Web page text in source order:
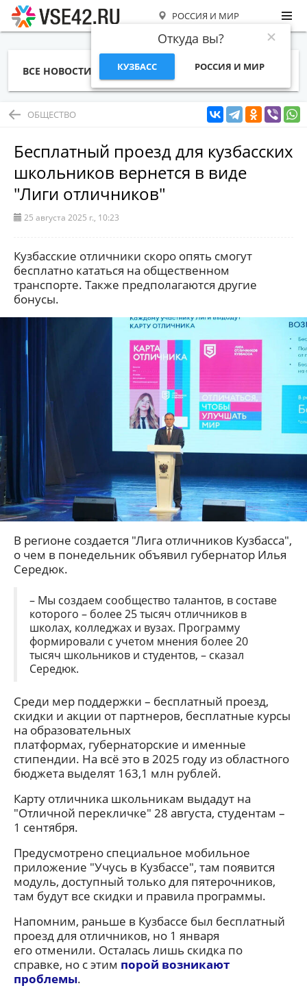
РОССИЯ И МИР
Откуда вы?
КУЗБАСС РОССИЯ И МИР
ВСЕ НОВОСТИ СТАТЬИ ТЕМЫ ФОТО
ОБЩЕСТВО
Бесплатный проезд для кузбасских
школьников вернется в виде
"Лиги отличников"
25 августа 2025 г., 10:23
Кузбасские отличники скоро опять смогут
бесплатно кататься на общественном
транспорте. Также предполагаются другие
бонусы.
В регионе создается "Лига отличников Кузбасса",
о чем в понедельник объявил губернатор Илья
Середюк.
– Мы создаем сообщество талантов, в составе
которого – более 25 тысяч отличников в
школах, колледжах и вузах. Программу
формировали с учетом мнения более 20
тысяч школьников и студентов, – сказал
Середюк.
Среди мер поддержки – бесплатный проезд,
скидки и акции от партнеров, бесплатные курсы
на образовательных
платформах, губернаторские и именные
стипендии. На всё это в 2025 году из областного
бюджета выделят 163,1 млн рублей.
Карту отличника школьникам выдадут на
"Отличной перекличке" 28 августа, студентам –
1 сентября.
Предусмотрено специальное мобильное
приложение "Учусь в Кузбассе", там появится
модуль, доступный только для пятерочников,
там будут все скидки и правила программы.
Напомним, раньше в Кузбассе был бесплатный
проезд для отличников, но 1 января
его отменили. Осталась лишь скидка по
справке, но с этим порой возникают
проблемы.